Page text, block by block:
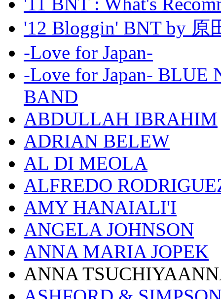
'12 Bloggin' BNT by 原
-Love for Japan-
-Love for Japan- BLUE
BAND
ABDULLAH IBRAHIM
ADRIAN BELEW
AL DI MEOLA
ALFREDO
AMY HANAIALI'I
ANGELA JOHNSON
ANNA MARIA JOPEK
ANNA